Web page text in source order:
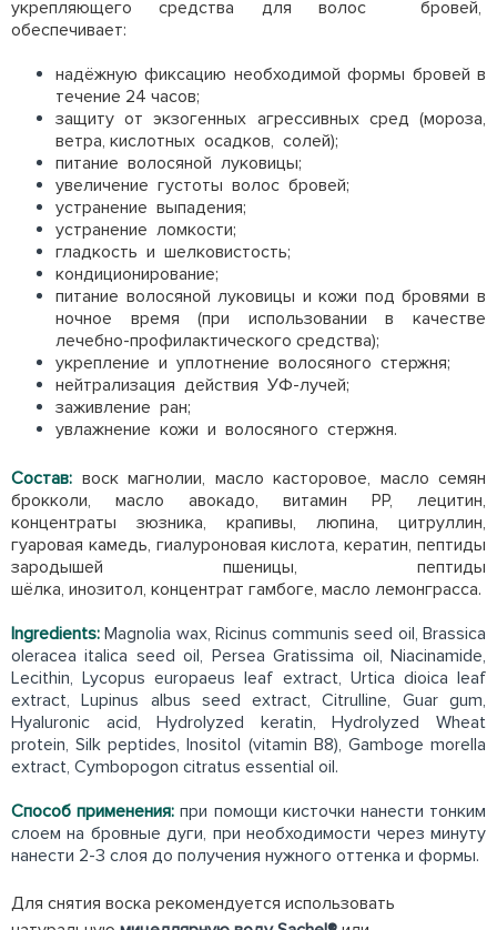
укрепляющего средства для волос бровей,
обеспечивает:
надёжную фиксацию необходимой формы бровей в
течение 24 часов;
защиту от экзогенных агрессивных сред (мороза,
ветра, кислотных осадков, солей);
питание волосяной луковицы;
увеличение густоты волос бровей;
устранение выпадения;
устранение ломкости;
гладкость и шелковистость;
кондиционирование;
питание волосяной луковицы и кожи под бровями в
ночное время (при использовании в качестве
лечебно-профилактического средства);
укрепление и уплотнение волосяного стержня;
нейтрализация действия УФ-лучей;
заживление ран;
увлажнение кожи и волосяного стержня.
Состав: воск магнолии, масло касторовое, масло семян
брокколи, масло авокадо, витамин РР, лецитин,
концентраты зюзника, крапивы, люпина, цитруллин,
гуаровая камедь, гиалуроновая кислота, кератин, пептиды
зародышей пшеницы, пептиды
шёлка, инозитол, концентрат гамбоге, масло лемонграсса.
Ingredients:Magnolia wax, Ricinus communis seed oil, Brassica
oleracea italica seed oil, Persea Gratissima oil, Niacinamide,
Lecithin, Lycopus europaeus leaf extract, Urtica dioica leaf
extract, Lupinus albus seed extract, Citrulline, Guar gum,
Hyaluronic acid, Hydrolyzed keratin, Hydrolyzed Wheat
protein, Silk peptides, Inositol (vitamin B8), Gamboge morella
extract, Cymbopogon citratus essential oil.
Способ применения: при помощи кисточки нанести тонким
слоем на бровные дуги, при необходимости через минуту
нанести 2-3 слоя до получения нужного оттенка и формы.
Для снятия воска рекомендуется использовать